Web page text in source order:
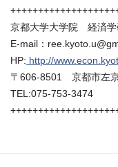
京都大学大学院 経済学
E-mail：
HP: http://
〒606-8501 京都市左
TEL:075-753-3474